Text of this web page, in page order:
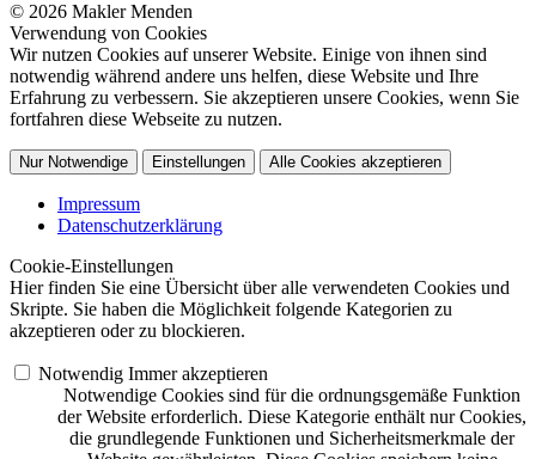
© 2026 Makler Menden
Verwendung von Cookies
Wir nutzen Cookies auf unserer Website. Einige von ihnen sind
notwendig während andere uns helfen, diese Website und Ihre
Erfahrung zu verbessern. Sie akzeptieren unsere Cookies, wenn Sie
fortfahren diese Webseite zu nutzen.
Nur Notwendige Einstellungen Alle Cookies akzeptieren
Impressum
Datenschutzerklärung
Cookie-Einstellungen
Hier finden Sie eine Übersicht über alle verwendeten Cookies und
Skripte. Sie haben die Möglichkeit folgende Kategorien zu
akzeptieren oder zu blockieren.
Notwendig Immer akzeptieren
Notwendige Cookies sind für die ordnungsgemäße Funktion
der Website erforderlich. Diese Kategorie enthält nur Cookies,
die grundlegende Funktionen und Sicherheitsmerkmale der